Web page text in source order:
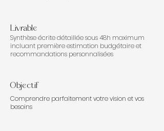
Livrable
Synthèse écrite détaillée sous 48h maximum
incluant première estimation budgétaire et
recommandations personnalisées
Objectif
Comprendre parfaitement votre vision et vos
besoins